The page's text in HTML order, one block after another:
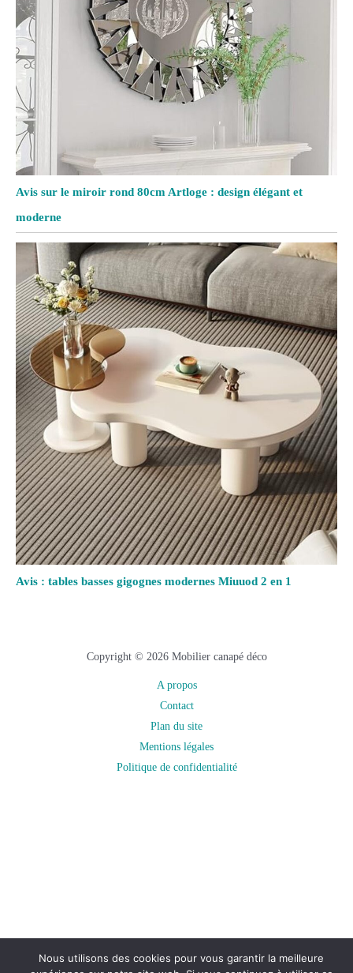
Avis sur le miroir rond 80cm Artloge : design élégant et
moderne
Avis : tables basses gigognes modernes Miuuod 2 en 1
Copyright © 2026 Mobilier canapé déco
A propos
Contact
Plan du site
Mentions légales
Politique de confidentialité
Nous utilisons des cookies pour vous garantir la meilleure